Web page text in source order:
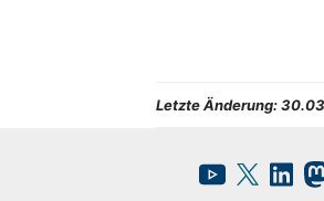
Letzte Änderung: